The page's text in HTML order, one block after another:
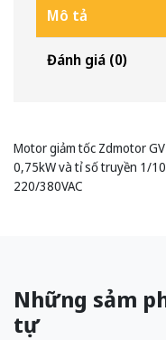
Mô tả
Đánh giá (0)
Motor giảm tốc Zdmotor
0,75kW và tỉ số truyền 1/
220/380VAC
Những sảm
tự